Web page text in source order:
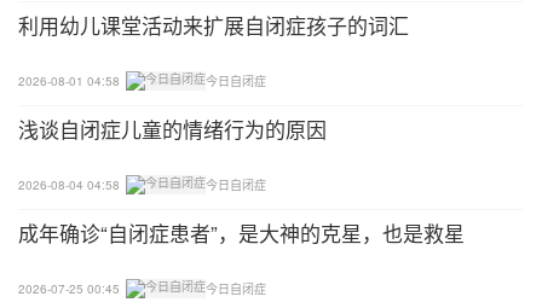
07
袋鼠跳
训练目标：提升平衡感、增进亲子情感。
玩法：家里不用的大口袋，孩子在袋子里站直，双手
抓住袋口的两边，做原地起跳和向前袋鼠跳。家长可
利用幼儿课堂活动来扩展自闭症孩子的词汇
2026-08-01 04:58 今日自闭症
​浅谈自闭症儿童的情绪行为的原因
2026-08-04 04:58 今日自闭症
成年确诊“自闭症患者”，是大神的克星，也是救星
2026-07-25 00:45 今日自闭症